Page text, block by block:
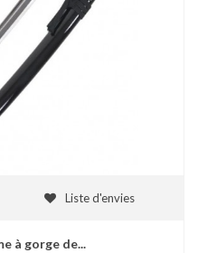
Liste d'envies
à gorge de...